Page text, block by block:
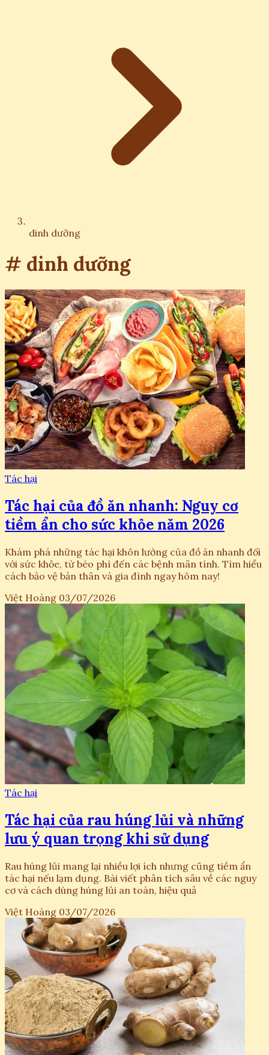
dinh dưỡng
# dinh dưỡng
Tác hại
Tác hại của đồ ăn nhanh: Nguy cơ
tiềm ẩn cho sức khỏe năm 2026
Khám phá những tác hại khôn lường của đồ ăn nhanh đối
với sức khỏe, từ béo phì đến các bệnh mãn tính. Tìm hiểu
cách bảo vệ bản thân và gia đình ngay hôm nay!
Việt Hoàng 03/07/2026
Tác hại
Tác hại của rau húng lủi và những
lưu ý quan trọng khi sử dụng
Rau húng lủi mang lại nhiều lợi ích nhưng cũng tiềm ẩn
tác hại nếu lạm dụng. Bài viết phân tích sâu về các nguy
cơ và cách dùng húng lủi an toàn, hiệu quả
Việt Hoàng 03/07/2026